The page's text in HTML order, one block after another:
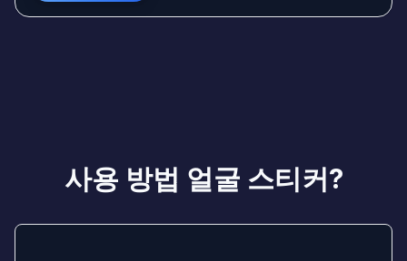
사용 방법 얼굴 스티커?